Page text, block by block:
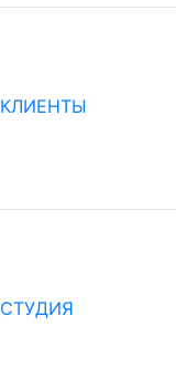
КЛИЕНТЫ
СТУДИЯ